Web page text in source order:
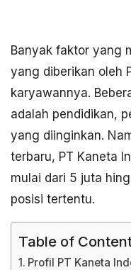
Banyak faktor yang
yang diberikan oleh
karyawannya.
adalah pendidikan,
yang diinginkan.
terbaru, PT Kaneta
mulai dari 5 juta
posisi tertentu.
Table of
Profil PT Kaneta